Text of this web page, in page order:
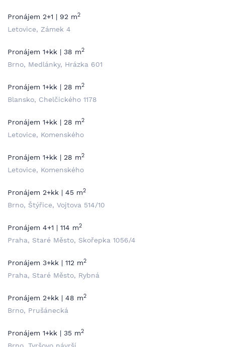
Pronájem 2+1 | 92 m2
Letovice, Zámek 4
Pronájem 1+kk | 38 m2
Brno, Medlánky, Hrázka 601
Pronájem 1+kk | 28 m2
Blansko, Chelčického 1178
Pronájem 1+kk | 28 m2
Letovice, Komenského
Pronájem 1+kk | 28 m2
Letovice, Komenského
Pronájem 2+kk | 45 m2
Brno, Štýřice, Vojtova 514/10
Pronájem 4+1 | 114 m2
Praha, Staré Město, Skořepka 1056/4
Pronájem 3+kk | 112 m2
Praha, Staré Město, Rybná
Pronájem 2+kk | 48 m2
Brno, Prušánecká
Pronájem 1+kk | 35 m2